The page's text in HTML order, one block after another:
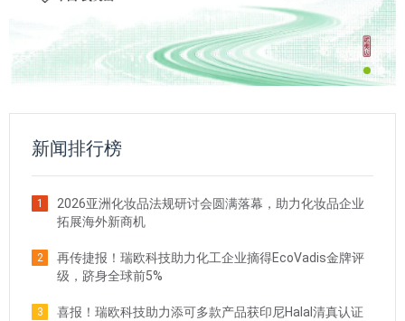
新闻排行榜
1
2026亚洲化妆品法规研讨会圆满落幕，助力化妆品企业
拓展海外新商机
2
再传捷报！瑞欧科技助力化工企业摘得EcoVadis金牌评
级，跻身全球前5%
3 喜报！瑞欧科技助力添可多款产品获印尼Halal清真认证